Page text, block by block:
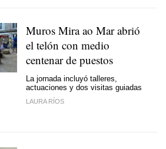
Muros Mira ao Marabrió
el telón con medio
centenar de puestos
La jornada incluyó talleres,
actuaciones y dos visitas guiadas
LAURA RÍOS